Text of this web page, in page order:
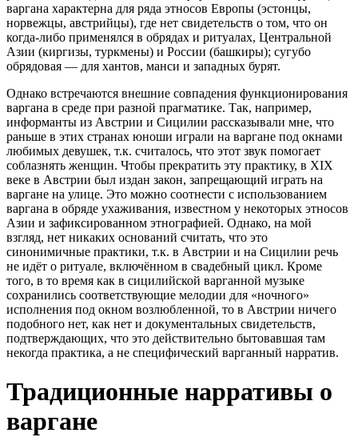
варгана характерна для ряда этносов Европы (эстонцы,
норвежцы, австрийцы), где нет свидетельств о том, что он
когда-либо применялся в обрядах и ритуалах, Центральной
Азии (киргизы, туркмены) и России (башкиры); сугубо
обрядовая — для хантов, манси и западных бурят.
Однако встречаются внешние совпадения функционирования
варгана в среде при разной прагматике. Так, например,
информанты из Австрии и Сицилии рассказывали мне, что
раньше в этих странах юноши играли на варгане под окнами
любимых девушек, т.к. считалось, что этот звук помогает
соблазнять женщин. Чтобы прекратить эту практику, в XIX
веке в Австрии был издан закон, запрещающий играть на
варгане на улице. Это можно соотнести с использованием
варгана в обряде ухаживания, известном у некоторых этносов
Азии и зафиксированном этнографией. Однако, на мой
взгляд, нет никаких оснований считать, что это
синонимичные практики, т.к. в Австрии и на Сицилии речь
не идёт о ритуале, включённом в свадебный цикл. Кроме
того, в то время как в сицилийской варганной музыке
сохранились соответствующие мелодии для «ночного»
исполнения под окном возлюбленной, то в Австрии ничего
подобного нет, как нет и документальных свидетельств,
подтверждающих, что это действительно бытовавшая там
некогда практика, а не специфический варганный нарратив.
Традиционные нарративы о
варгане